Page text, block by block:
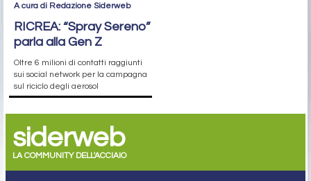
A cura di Redazione Siderweb
RICREA: “Spray Sereno”
parla alla Gen Z
Oltre 6 milioni di contatti raggiunti
sui social network per la campagna
sul riciclo degli aerosol
siderweb
LA COMMUNITY DELL'ACCIAIO